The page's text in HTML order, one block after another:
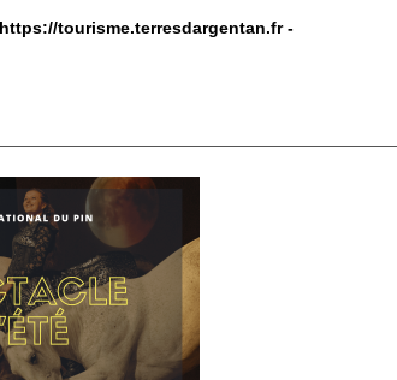
https://tourisme.terresdargentan.fr-